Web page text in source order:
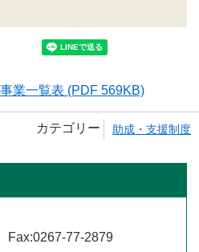
業一覧表 (PDF 569KB)
カテゴリー 助成・支援制度
Fax:0267-77-2879